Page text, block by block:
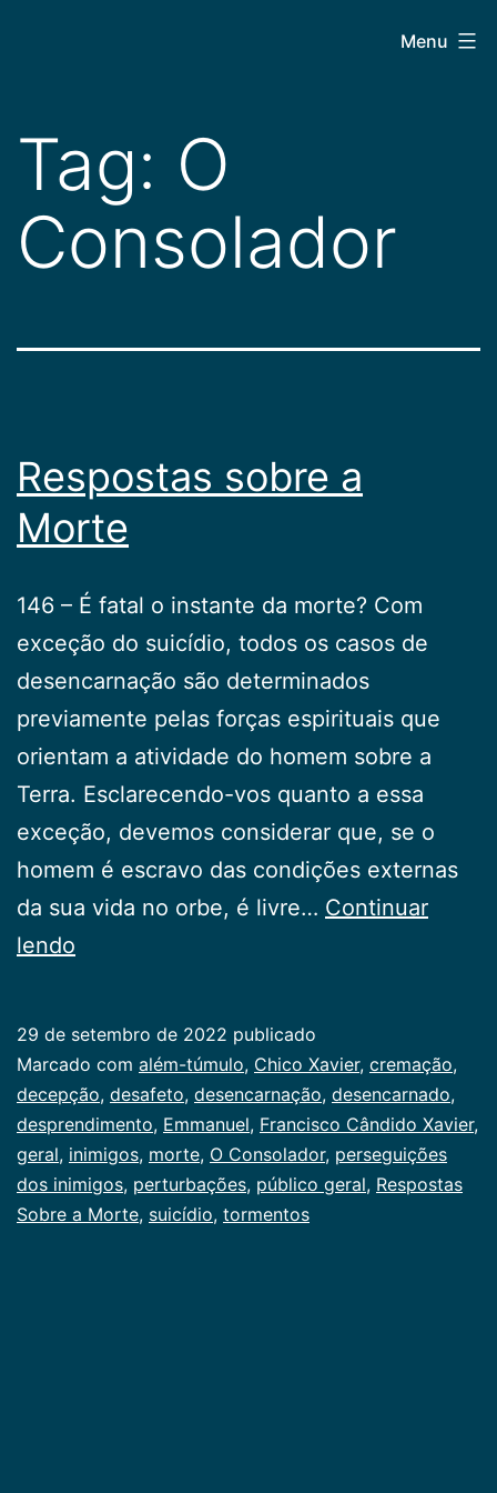
conteúdo
Menu
Tag: O
Consolador
Respostas sobre a
Morte
146 – É fatal o instante da morte? Com
exceção do suicídio, todos os casos de
desencarnação são determinados
previamente pelas forças espirituais que
orientam a atividade do homem sobre a
Terra. Esclarecendo-vos quanto a essa
exceção, devemos considerar que, se o
homem é escravo das condições externas
da sua vida no orbe, é livre… Continuar
lendo
Morte
29 de setembro de 2022 publicado
Categorizado
como
Publicogeral
Marcado com além-túmulo, Chico Xavier, cremação,
decepção, desafeto, desencarnação, desencarnado,
desprendimento, Emmanuel, Francisco Cândido Xavier,
geral, inimigos, morte, O Consolador, perseguições
dos inimigos, perturbações, público geral, Respostas
Sobre a Morte, suicídio, tormentos